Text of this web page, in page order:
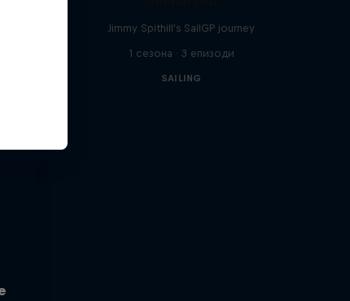
Jimmy Spithill's SailGP journey
1 сезона · 3 епизоди
SAILING